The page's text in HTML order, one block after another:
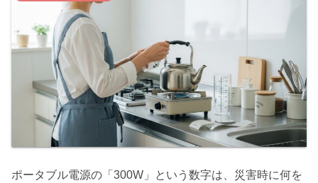
ポータブル電源の「300W」という数字は、災害時に何を